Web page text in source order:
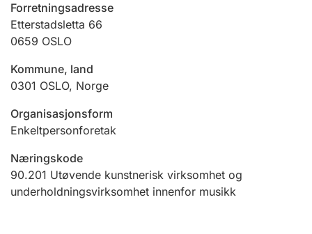
Jeger
Ektepaktveileder
Offentlig sektor
Forretningsadresse
Etterstadsletta 66
0659 OSLO
Kommune, land
0301 OSLO, Norge
Organisasjonsform
Enkeltpersonforetak
Næringskode
90.201 Utøvende kunstnerisk virksomhet og
underholdningsvirksomhet innenfor musikk